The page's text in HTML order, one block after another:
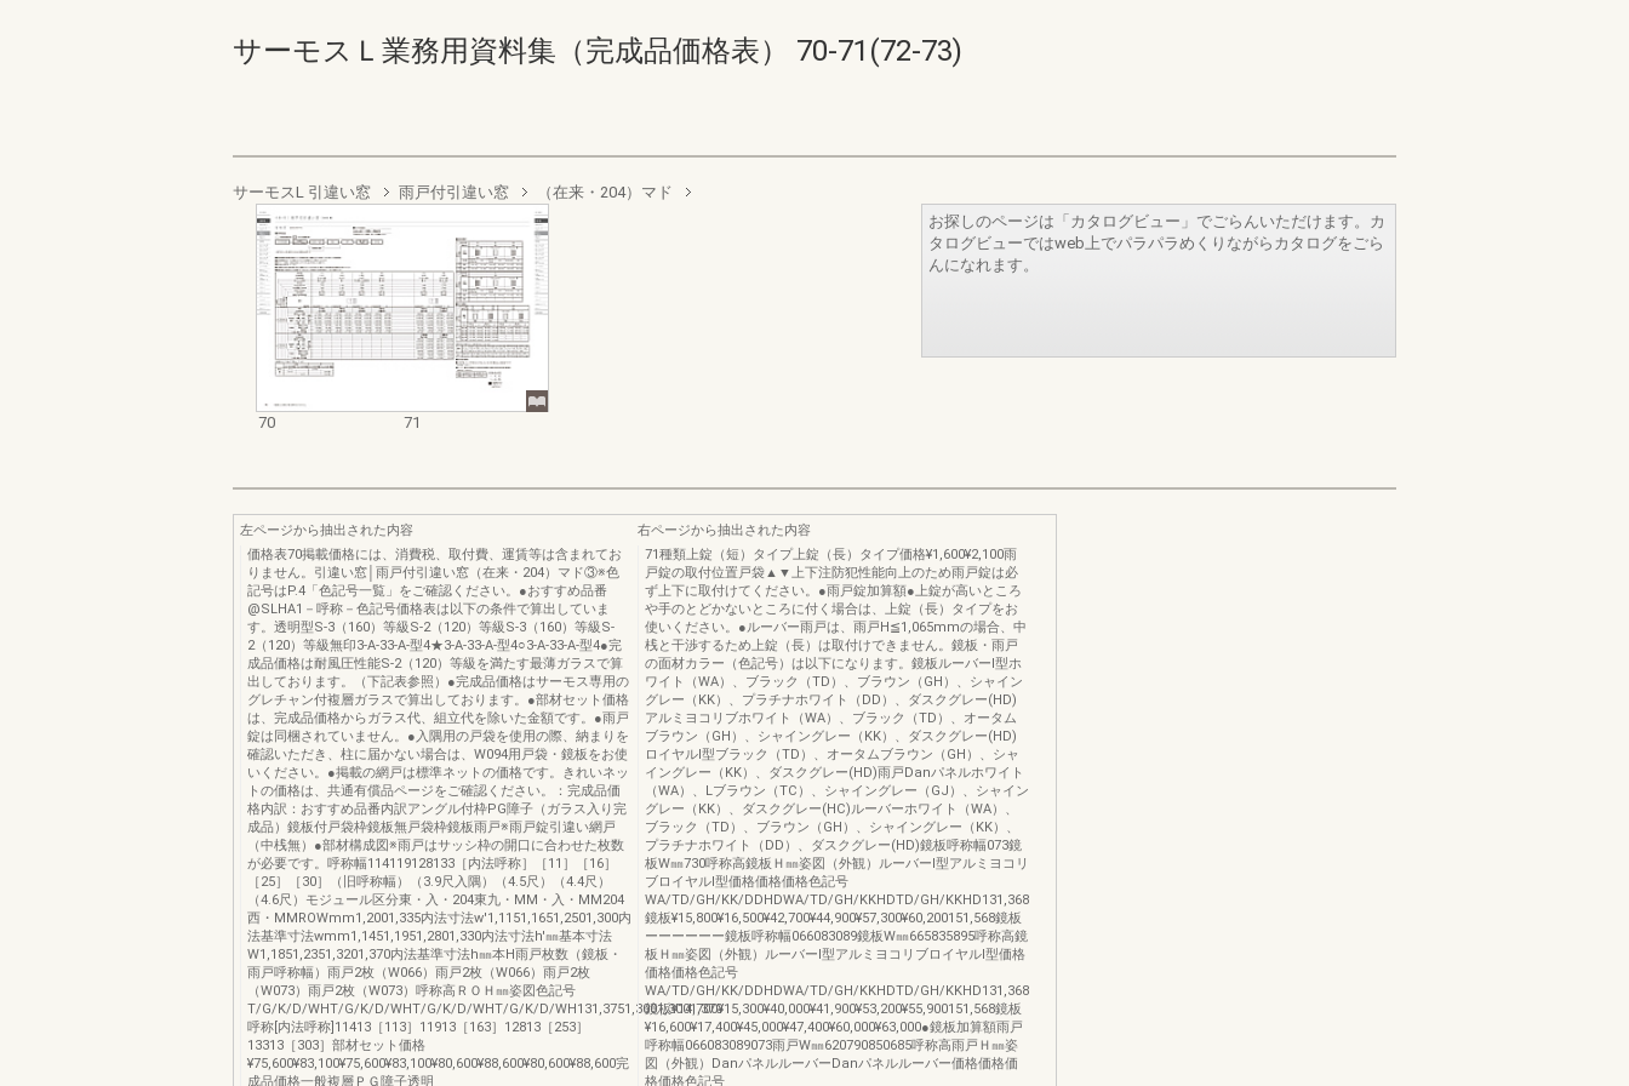
サーモスＬ業務用資料集（完成品価格表） 70-71(72-73)
サーモスL 引違い窓 雨戸付引違い窓 （在来・204）マド
70 71
お探しのページは「カタログビュー」でごらんいただけます。カ
タログビューではweb上でパラパラめくりながらカタログをごら
んになれます。
左ページから抽出された内容
価格表70掲載価格には、消費税、取付費、運賃等は含まれてお
りません。引違い窓│雨戸付引違い窓（在来・204）マド③※色
記号はP.4「色記号一覧」をご確認ください。●おすすめ品番
@SLHA1－呼称－色記号価格表は以下の条件で算出していま
す。透明型S-3（160）等級S-2（120）等級S-3（160）等級S-
2（120）等級無印3-A-33-A-型4★3-A-33-A-型4○3-A-33-A-型4●完
成品価格は耐風圧性能S-2（120）等級を満たす最薄ガラスで算
出しております。（下記表参照）●完成品価格はサーモス専用の
グレチャン付複層ガラスで算出しております。●部材セット価格
は、完成品価格からガラス代、組立代を除いた金額です。●雨戸
錠は同梱されていません。●入隅用の戸袋を使用の際、納まりを
確認いただき、柱に届かない場合は、W094用戸袋・鏡板をお使
いください。●掲載の網戸は標準ネットの価格です。きれいネッ
トの価格は、共通有償品ページをご確認ください。：完成品価
格内訳：おすすめ品番内訳アングル付枠PG障子（ガラス入り完
成品）鏡板付戸袋枠鏡板無戸袋枠鏡板雨戸※雨戸錠引違い網戸
（中桟無）●部材構成図※雨戸はサッシ枠の開口に合わせた枚数
が必要です。呼称幅114119128133［内法呼称］［11］［16］
［25］［30］（旧呼称幅）（3.9尺入隅）（4.5尺）（4.4尺）
（4.6尺）モジュール区分東・入・204東九・MM・入・MM204
西・MMROWmm1,2001,335内法寸法w'1,1151,1651,2501,300内
法基準寸法wmm1,1451,1951,2801,330内法寸法h'㎜基本寸法
W1,1851,2351,3201,370内法基準寸法h㎜本H雨戸枚数（鏡板・
雨戸呼称幅）雨戸2枚（W066）雨戸2枚（W066）雨戸2枚
（W073）雨戸2枚（W073）呼称高ＲＯＨ㎜姿図色記号
T/G/K/D/WHT/G/K/D/WHT/G/K/D/WHT/G/K/D/WH131,3751,3001,3001,370
呼称[内法呼称]11413［113］11913［163］12813［253］
13313［303］部材セット価格
¥75,600¥83,100¥75,600¥83,100¥80,600¥88,600¥80,600¥88,600完
成品価格一般複層ＰＧ障子透明
右ページから抽出された内容
71種類上錠（短）タイプ上錠（長）タイプ価格¥1,600¥2,100雨
戸錠の取付位置戸袋▲▼上下注防犯性能向上のため雨戸錠は必
ず上下に取付けてください。●雨戸錠加算額●上錠が高いところ
や手のとどかないところに付く場合は、上錠（長）タイプをお
使いください。●ルーバー雨戸は、雨戸H≦1,065mmの場合、中
桟と干渉するため上錠（長）は取付けできません。鏡板・雨戸
の面材カラー（色記号）は以下になります。鏡板ルーバーⅠ型ホ
ワイト（WA）、ブラック（TD）、ブラウン（GH）、シャイン
グレー（KK）、プラチナホワイト（DD）、ダスクグレー(HD)
アルミヨコリブホワイト（WA）、ブラック（TD）、オータム
ブラウン（GH）、シャイングレー（KK）、ダスクグレー(HD)
ロイヤルⅠ型ブラック（TD）、オータムブラウン（GH）、シャ
イングレー（KK）、ダスクグレー(HD)雨戸Danパネルホワイト
（WA）、Lブラウン（TC）、シャイングレー（GJ）、シャイン
グレー（KK）、ダスクグレー(HC)ルーバーホワイト（WA）、
ブラック（TD）、ブラウン（GH）、シャイングレー（KK）、
プラチナホワイト（DD）、ダスクグレー(HD)鏡板呼称幅073鏡
板W㎜730呼称高鏡板Ｈ㎜姿図（外観）ルーバーⅠ型アルミヨコリ
ブロイヤルⅠ型価格価格価格色記号
WA/TD/GH/KK/DDHDWA/TD/GH/KKHDTD/GH/KKHD131,368
鏡板¥15,800¥16,500¥42,700¥44,900¥57,300¥60,200151,568鏡板
ーーーーーー鏡板呼称幅066083089鏡板W㎜665835895呼称高鏡
板Ｈ㎜姿図（外観）ルーバーⅠ型アルミヨコリブロイヤルⅠ型価格
価格価格色記号
WA/TD/GH/KK/DDHDWA/TD/GH/KKHDTD/GH/KKHD131,368
鏡板¥14,700¥15,300¥40,000¥41,900¥53,200¥55,900151,568鏡板
¥16,600¥17,400¥45,000¥47,400¥60,000¥63,000●鏡板加算額雨戸
呼称幅066083089073雨戸W㎜620790850685呼称高雨戸Ｈ㎜姿
図（外観）DanパネルルーバーDanパネルルーバー価格価格価
格価格色記号